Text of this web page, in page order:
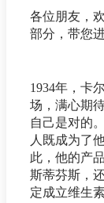
各位朋友，
部分，带您
1934年，卡
场，满心期
自己是对的
人既成为了
此，他的产
斯蒂芬斯，
定成立维生